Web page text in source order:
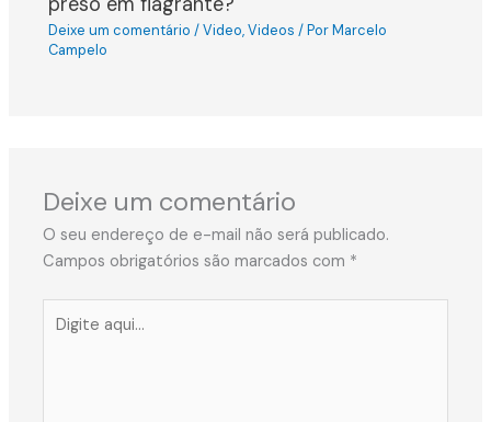
Deixe um comentário /Video,Videos / PorMarcelo
Campelo
Deixe um comentário
O seu endereço de e-mail não será publicado.
Campos obrigatórios são marcados com *
aqui...